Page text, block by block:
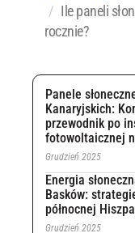
Ile paneli
rocznie?
Panele
Kanaryjskich:
przewodnik po
fotowoltaicznej
Grudzień 2025
Energia
Basków:
północnej
Grudzień 2025